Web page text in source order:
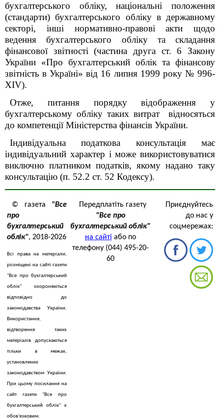
бухгалтерського обліку, національні положення
(стандарти) бухгалтерського обліку в державному
секторі, інші нормативно-правові акти щодо
ведення бухгалтерського обліку та складання
фінансової звітності (частина друга ст. 6 Закону
України «Про бухгалтерський облік та фінансову
звітність в Україні» від 16 липня 1999 року № 996-
XІV).
Отже, питання порядку відображення у
бухгалтерському обліку таких витрат відносяться
до компетенції Міністерства фінансів України.
Індивідуальна податкова консультація має
індивідуальний характер і може використовуватися
виключно платником податків, якому надано таку
консультацію (п. 52.2 ст. 52 Кодексу).
© газета "Все
про
бухгалтерський
облік", 2018-2026
Всі права на матеріали,
розміщені на сайті газети
"Все про бухгалтерський
облік" охороняються
відповідно до
законодавства України.
Використання,
відтворення таких
матеріалів допускаються
тільки в межах,
установлених
законодавством України.
При цьому посилання на
сайт газети "Все про
бухгалтерський облік" є
обов'язковим.
Передплатіть газету
"Все про
бухгалтерський облік"
на сайті або по
телефону (044) 495-20-
60
Приєднуйтесь
до нас у
соцмережах: